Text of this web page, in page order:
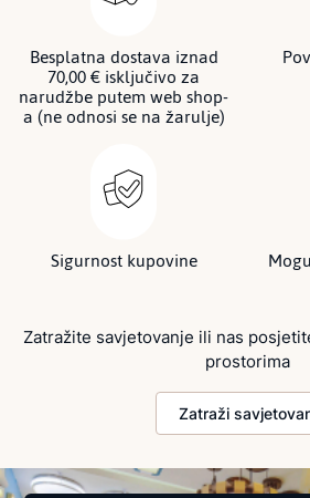
Besplatna dostava iznad
70,00 € isključivo za
narudžbe putem web shop-
a (ne odnosi se na žarulje)
Sigurnost kupovine
Zatražite savjetovanje ili nas
prostorima
Zatraži